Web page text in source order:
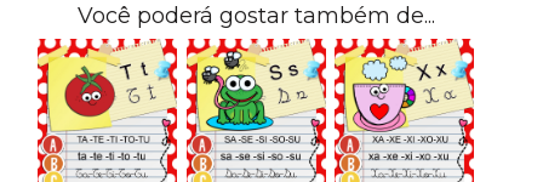
Você poderá gostar também de...